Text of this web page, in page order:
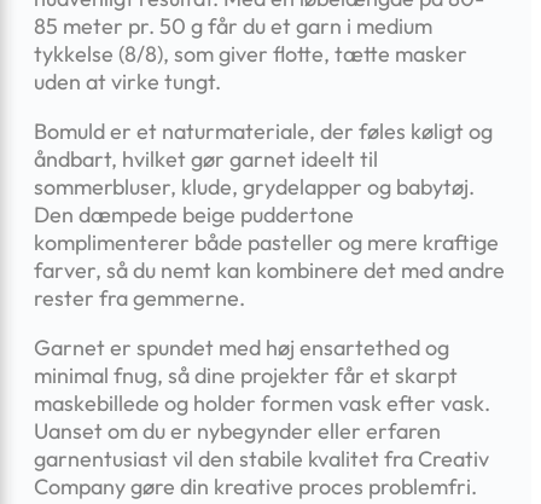
85 meter pr. 50 g får du et garn i medium
tykkelse (8/8), som giver flotte, tætte masker
uden at virke tungt.
Bomuld er et naturmateriale, der føles køligt og
åndbart, hvilket gør garnet ideelt til
sommerbluser, klude, grydelapper og babytøj.
Den dæmpede beige puddertone
komplimenterer både pasteller og mere kraftige
farver, så du nemt kan kombinere det med andre
rester fra gemmerne.
Garnet er spundet med høj ensartethed og
minimal fnug, så dine projekter får et skarpt
maskebillede og holder formen vask efter vask.
Uanset om du er nybegynder eller erfaren
garnentusiast vil den stabile kvalitet fra Creativ
Company gøre din kreative proces problemfri.